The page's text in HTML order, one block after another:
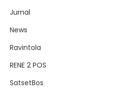
Jurnal
News
Ravintola
RENE 2 POS
SatsetBos